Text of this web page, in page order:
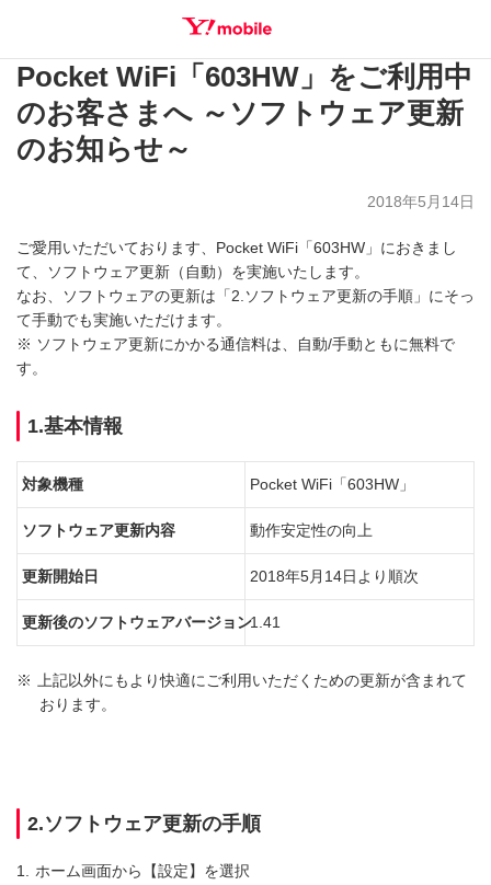
SEARCH
Pocket WiFi「603HW」をご利用中
のお客さまへ ～ソフトウェア更新
のお知らせ～
2018年5月14日
ご愛用いただいております、Pocket WiFi「603HW」におきまし
て、ソフトウェア更新（自動）を実施いたします。
なお、ソフトウェアの更新は「2.ソフトウェア更新の手順」にそっ
て手動でも実施いただけます。
※ ソフトウェア更新にかかる通信料は、自動/手動ともに無料で
す。
1.基本情報
対象機種 Pocket WiFi「603HW」
ソフトウェア更新内容 動作安定性の向上
更新開始日 2018年5月14日より順次
更新後のソフトウェアバージョン1.41
※
上記以外にもより快適にご利用いただくための更新が含まれて
おります。
2.ソフトウェア更新の手順
1.
ホーム画面から【設定】を選択